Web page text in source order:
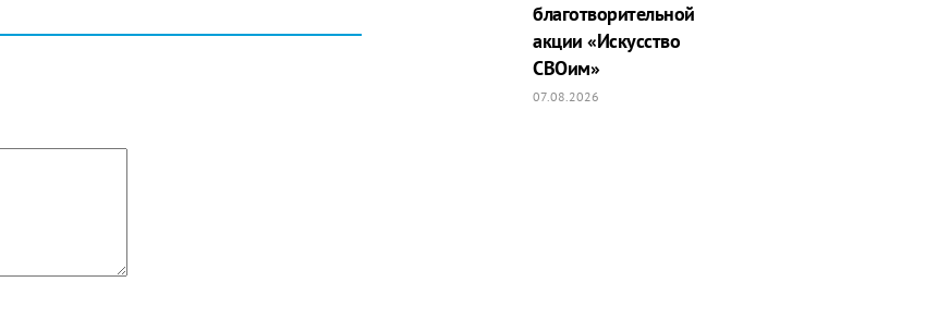
благотворительной
акции «Искусство
СВОим»
07.08.2026